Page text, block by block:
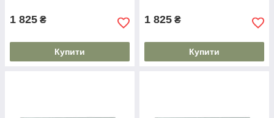
1 825 ₴
Купити
1 825 ₴
Купити